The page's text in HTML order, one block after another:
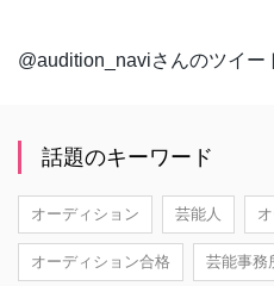
@audition_naviさんのツイー
話題のキーワード
オーディション 芸能人
オーディション合格 芸能事務